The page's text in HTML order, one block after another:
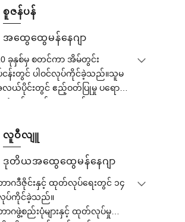
ဝင်ရောက်ခဲ့သည်။ထိုင်းအိမ်ခြံမြေ
2014 မှစတင်ပါ။
ာသောအင်္ဂလိပ်စာတတ်မြောက်မှု၊
းတွင် လက်တွေ့အတွေ့အကြုံနှင့်
စည်းများနှင့် အိမ်ခြံမြေဘဏ္ဍာရေး
ဆိုင်ရာ နောက်ခံပညာရပ်တို့ကြောင့်
ြစ်သည်။
စူဇန်ပန်
အထွေထွေမန်နေဂျာ
ခုနှစ်မှ စတင်ကာ အိမ်တွင်း
ငန်းတွင် ပါဝင်လုပ်ကိုင်ခဲ့သည်။သူမ
ပိုင်းတွင် ဧည့်ဝတ်ပြုမှု ပရော
၏ အကြီးအကဲဖြစ်ခဲ့ဖူးသည်။သူမ
အလုံးစုံလည်ပတ်မှုကို တာဝန်ယူကာ
Define Furniture Co., Ltd.
င်ခဲ့သည်။Royal Tulip၊
/ Sheraton Resort၊ Fiji / Le
Hotel၊ Chennai၊ India / Couples
ကဲ့သို့သော သြဇာကြီးမားသော
လူဝီလျူ
ဒုတိယအထွေထွေမန်နေဂျာ
ဂဒီဇိုင်းနှင့် ထုတ်လုပ်ရေးတွင် ၁၄
လုပ်ကိုင်ခဲ့သည်။
ဂဖွဲ့စည်းပုံများနှင့် ထုတ်လုပ်မှု